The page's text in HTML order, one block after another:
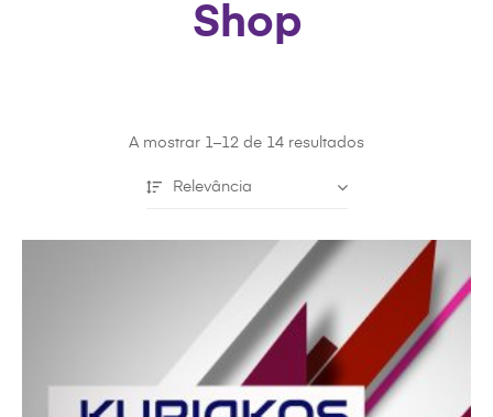
Shop
A mostrar 1–12 de 14 resultados
Relevância